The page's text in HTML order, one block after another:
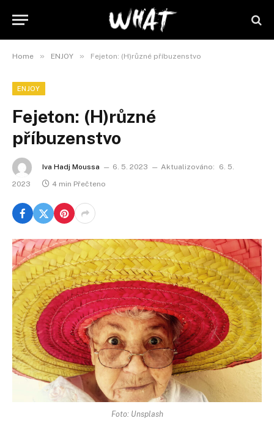
Home » ENJOY » Fejeton: (H)různé příbuzenstvo
ENJOY
Fejeton: (H)různé
příbuzenstvo
Iva Hadj Moussa 6. 5. 2023 Aktualizováno:
6. 5.
2023
4 min Přečteno
Foto: Unsplash